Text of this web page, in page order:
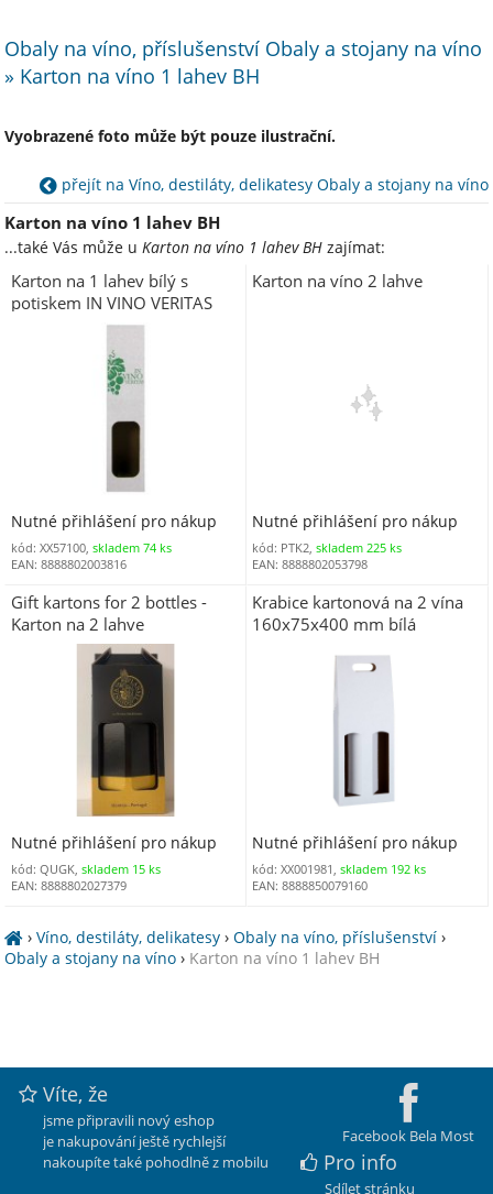
Obaly na víno, příslušenství Obaly a stojany na víno
» Karton na víno 1 lahev BH
Vyobrazené foto může být pouze ilustrační.
přejít na Víno, destiláty, delikatesy Obaly a stojany na víno
Karton na víno 1 lahev BH
...také Vás může u Karton na víno 1 lahev BH zajímat:
Karton na 1 lahev bílý s
potiskem IN VINO VERITAS
Nutné přihlášení pro nákup
kód: XX57100, skladem 74 ks
EAN: 8888802003816
Karton na víno 2 lahve
Nutné přihlášení pro nákup
kód: PTK2,skladem 225 ks
EAN: 8888802053798
Gift kartons for 2 bottles -
Karton na 2 lahve
Nutné přihlášení pro nákup
kód: QUGK, skladem 15 ks
EAN: 8888802027379
Krabice kartonová na 2 vína
160x75x400 mm bílá
Nutné přihlášení pro nákup
kód: XX001981,skladem 192 ks
EAN: 8888850079160
›Víno, destiláty, delikatesy ›Obaly na víno, příslušenství ›
Obaly a stojany na víno › Karton na víno 1 lahev BH
Facebook Bela Most
Víte, že
jsme připravili nový eshop
je nakupování ještě rychlejší
nakoupíte také pohodlně z mobilu
Pro info
Sdílet stránku